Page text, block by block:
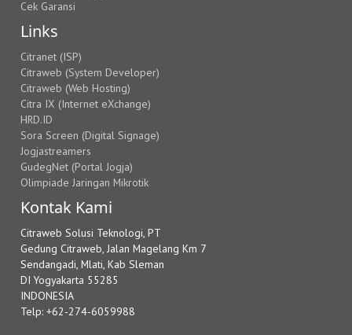
Cek Garansi
Links
Citranet (ISP)
Citraweb (System Developer)
Citraweb (Web Hosting)
Citra IX (Internet eXchange)
HRD.ID
Sora Screen (Digital Signage)
Jogjastreamers
GudegNet (Portal Jogja)
Olimpiade Jaringan Mikrotik
Kontak Kami
Citraweb Solusi Teknologi, PT
Gedung Citraweb, Jalan Magelang Km 7
Sendangadi, Mlati, Kab Sleman
DI Yogyakarta 55285
INDONESIA
Telp: +62-274-6059988